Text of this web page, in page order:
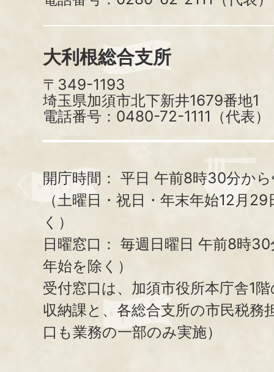
大利根総合支所
〒349-1193
埼玉県加須市北下新井1679番地1
電話番号：0480-72-1111（代表）
開庁時間： 平日 午前8時30分か
（土曜日・祝日・年末年始12月
く）
日曜窓口： 毎週日曜日 午前8時
年始を除く）
受付窓口は、加須市役所本庁舎1
収納課と、 各総合支所の市民税務
口も業務の一部のみ実施）